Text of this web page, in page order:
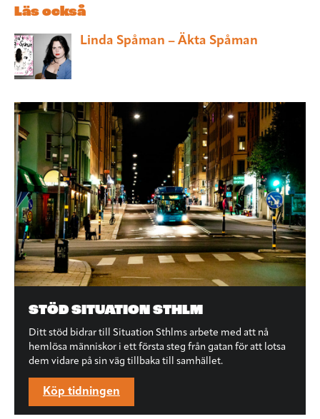
Läs också
Linda Spåman – Äkta Spåman
STÖD SITUATION STHLM
Ditt stöd bidrar till Situation Sthlms arbete med att nå
hemlösa människor i ett första steg från gatan för att lotsa
dem vidare på sin väg tillbaka till samhället.
Köp tidningen